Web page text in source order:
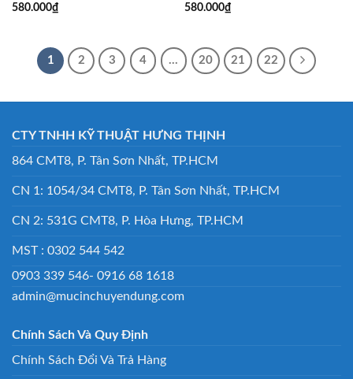
580.000₫
580.000₫
1 2 3 4 … 20 21 22
CTY TNHH KỸ THUẬT HƯNG THỊNH
864 CMT8, P. Tân Sơn Nhất, TP.HCM
CN 1: 1054/34 CMT8, P. Tân Sơn Nhất, TP.HCM
CN 2: 531G CMT8, P. Hòa Hưng, TP.HCM
MST : 0302 544 542
0903 339 546- 0916 68 1618
admin@mucinchuyendung.com
Chính Sách Và Quy Định
Chính Sách Đổi Và Trả Hàng